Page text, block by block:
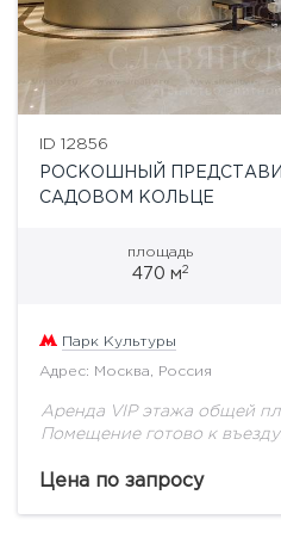
ID 12856
РОСКОШНЫЙ
САДОВОМ КОЛЬЦЕ
площадь
470 м2
Парк Культуры
Адрес: Москва, Россия
Аренда VIP этажа общей
Помещение готово к
оснащение, приточно-
Цена по запросу